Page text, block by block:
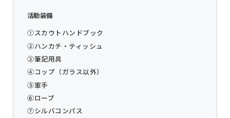
活動装備
①スカウトハンドブック
②ハンカチ・ティッシュ
③筆記用具
④コップ（ガラス以外）
⑤軍手
⑥ロープ
⑦シルバコンパス